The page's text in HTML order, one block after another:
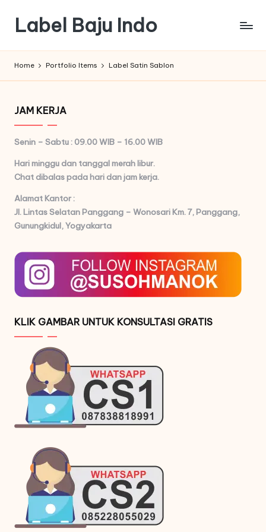
content
Label Baju Indo
Home Portfolio Items Label Satin Sablon
JAM KERJA
Senin – Sabtu : 09.00 WIB – 16.00 WIB
Hari minggu dan tanggal merah libur.
Chat dibalas pada hari dan jam kerja.
Alamat Kantor :
Jl. Lintas Selatan Panggang – Wonosari Km. 7, Panggang,
Gunungkidul, Yogyakarta
KLIK GAMBAR UNTUK KONSULTASI GRATIS